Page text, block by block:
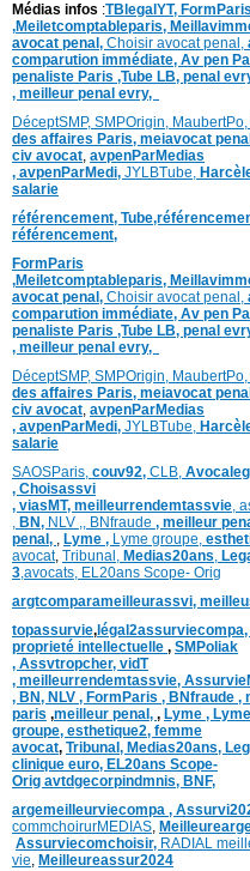
Médias infos :TBlegalYT, FormParis
,Meiletcomptableparis,
avocat penal, Choisir avocat penal,
comparution immédiate, Av pen
penaliste Paris ,Tube LB, penal
, meilleur penal evry,
DéceptSMP, SMPOrigin, MaubertPo,
des affaires Paris, meiavocat
civ avocat, avpenParMedias
, avpenParMedi, JYLBTube,
salarie
référencement,
référencement,
FormParis
,Meiletcomptableparis,
avocat penal, Choisir avocat penal,
comparution immédiate, Av pen
penaliste Paris ,Tube LB, penal
, meilleur penal evry,
DéceptSMP, SMPOrigin, MaubertPo,
des affaires Paris, meiavocat
civ avocat, avpenParMedias
, avpenParMedi, JYLBTube,
salarie
SAOSParis, couv92, CLB,
, Choisassvi
, viasMT, meilleurrendemtassvie,
, BN, NLV ,, BNfraude , meilleur
penal, , Lyme , Lyme groupe,
avocat, Tribunal, Medias20ans,
3,avocats, EL20ans Scope- Orig
argtcomparameilleurassvi,
topassurvie, légal2assurviecompa,
proprieté intellectuelle , SMPoliak
, Assvtropcher, vidT
, meilleurrendemtassvie,
, BN, NLV , FormParis , BNfraude ,
paris ,meilleur penal, , Lyme , Lyme
groupe, esthetique2, femme
avocat, Tribunal, Medias20ans,
clinique euro, EL20ans Scope-
Orig avtdgecorpindmnis, BNF,
argemeilleurviecompa ,
commchoirurMEDIAS,
Assurviecomchoisir, RADIAL
vie, Meilleureassur2024